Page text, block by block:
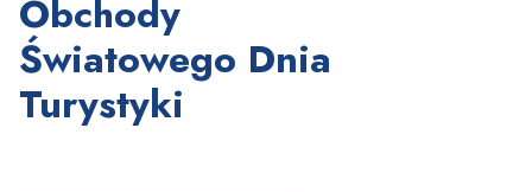
Obchody
Światowego Dnia
Turystyki